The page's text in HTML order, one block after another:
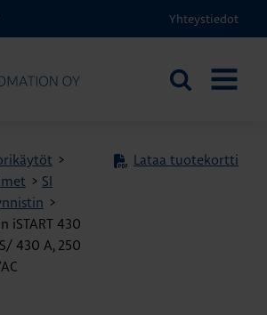
Yhteystiedot
Etsi
>
> SI
>
iSTART 430
430 A, 250
Lataa tuotekortti